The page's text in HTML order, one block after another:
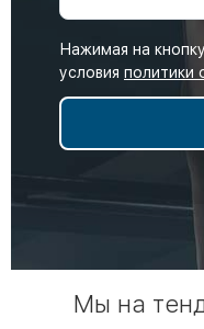
Нажимая на
условия политики
Мы на